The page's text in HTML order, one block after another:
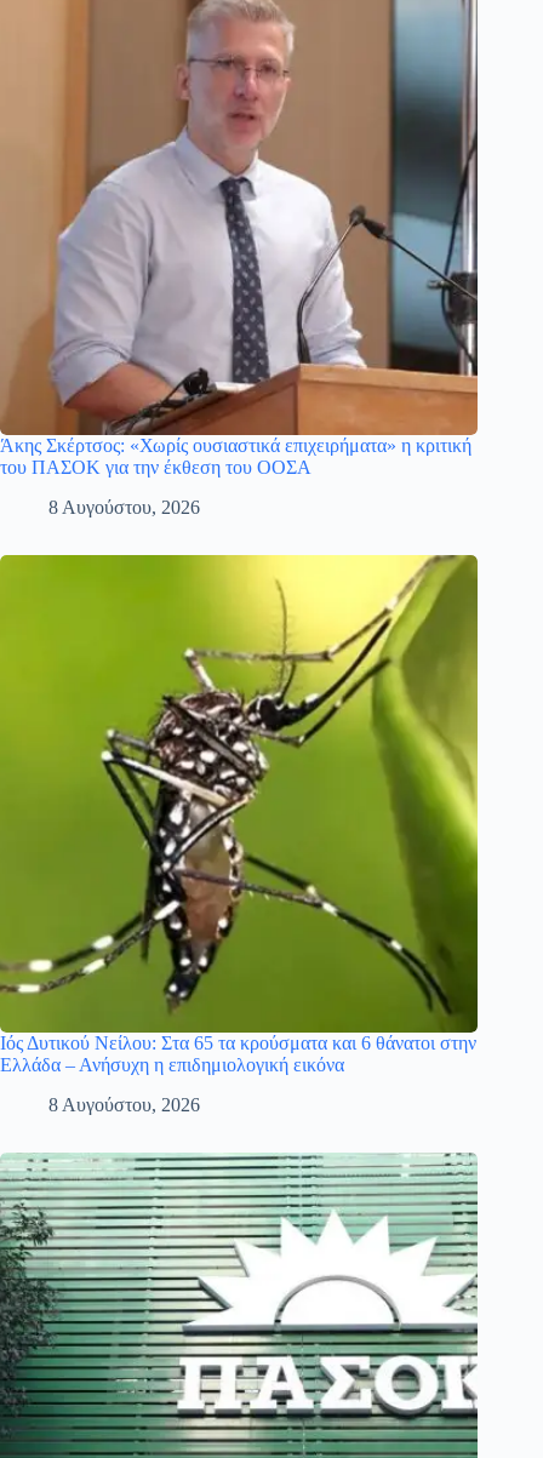
Άκης Σκέρτσος: «Χωρίς ουσιαστικά επιχειρήματα» η κριτική
του ΠΑΣΟΚ για την έκθεση του ΟΟΣΑ
8 Αυγούστου, 2026
Ιός Δυτικού Νείλου: Στα 65 τα κρούσματα και 6 θάνατοι στην
Ελλάδα – Ανήσυχη η επιδημιολογική εικόνα
8 Αυγούστου, 2026